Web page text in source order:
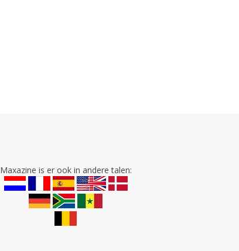
Maxazine is er ook in andere talen: